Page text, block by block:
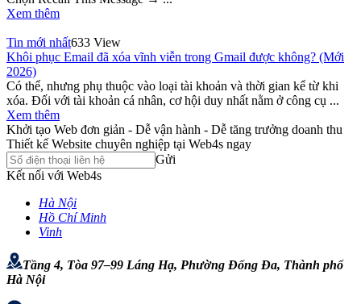
Xem thêm
Tin mới nhất633 View
Khôi phục Email đã xóa vĩnh viễn trong Gmail được không? (Mới
2026)
Có thể, nhưng phụ thuộc vào loại tài khoản và thời gian kể từ khi
xóa. Đối với tài khoản cá nhân, cơ hội duy nhất nằm ở công cụ ...
Xem thêm
Khởi tạo Web đơn giản - Dễ vận hành - Dễ tăng trưởng doanh thu
Thiết kế Website chuyên nghiệp tại Web4s ngay
Gửi
Kết nối với Web4s
Hà Nội
Hồ Chí Minh
Vinh
Tầng 4, Tòa 97–99 Láng Hạ, Phường Đống Đa, Thành phố
Hà Nội